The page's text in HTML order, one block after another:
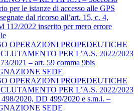
per le istanze di accesso alle GPS
dal ricorso all’art. 15, c. 4,
112/2022 inserito per mero errore
OPERAZIONI PROPEDEUTICHE
PER L’A.S. 2022/2023
2021 – art. 59 comma 9bis
SEDE
OPERAZIONI PROPEDEUTICHE
PER L’A.S. 2022/2023
2020, DD 499/2020 e s.m.i. –
SEDE